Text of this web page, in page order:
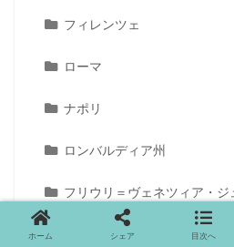
フィレンツェ
ローマ
ナポリ
ロンバルディア州
フリウリ＝ヴェネツィア・ジ
トレンティーノ・アルト・
ホーム シェア 目次へ